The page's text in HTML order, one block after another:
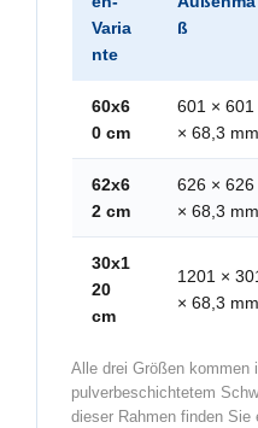
Varia
nte
ß
60x6
0 cm
601 × 601
× 68,3 mm
62x6
2 cm
626 × 626
× 68,3 mm
30x1
20
cm
1201 ×
× 68,3 mm
Alle drei Größen kommen
pulverbeschichtetem
dieser Rahmen finden Sie